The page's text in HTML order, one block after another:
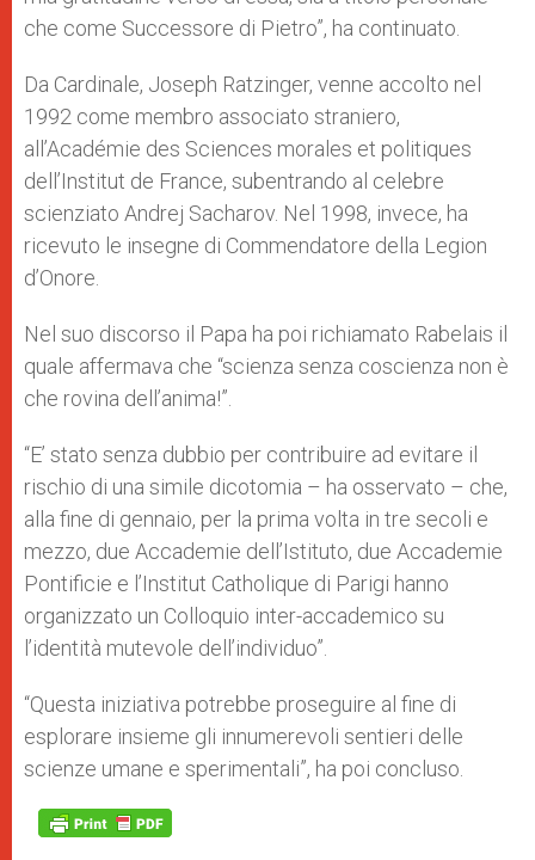
che come Successore di Pietro”, ha continuato.
Da Cardinale, Joseph Ratzinger, venne accolto nel
1992 come membro associato straniero,
all’Académie des Sciences morales et politiques
dell’Institut de France, subentrando al celebre
scienziato Andrej Sacharov. Nel 1998, invece, ha
ricevuto le insegne di Commendatore della Legion
d’Onore.
Nel suo discorso il Papa ha poi richiamato Rabelais il
quale affermava che “scienza senza coscienza non è
che rovina dell’anima!”.
“E’ stato senza dubbio per contribuire ad evitare il
rischio di una simile dicotomia – ha osservato – che,
alla fine di gennaio, per la prima volta in tre secoli e
mezzo, due Accademie dell’Istituto, due Accademie
Pontificie e l’Institut Catholique di Parigi hanno
organizzato un Colloquio inter-accademico su
l’identità mutevole dell’individuo”.
“Questa iniziativa potrebbe proseguire al fine di
esplorare insieme gli innumerevoli sentieri delle
scienze umane e sperimentali”, ha poi concluso.